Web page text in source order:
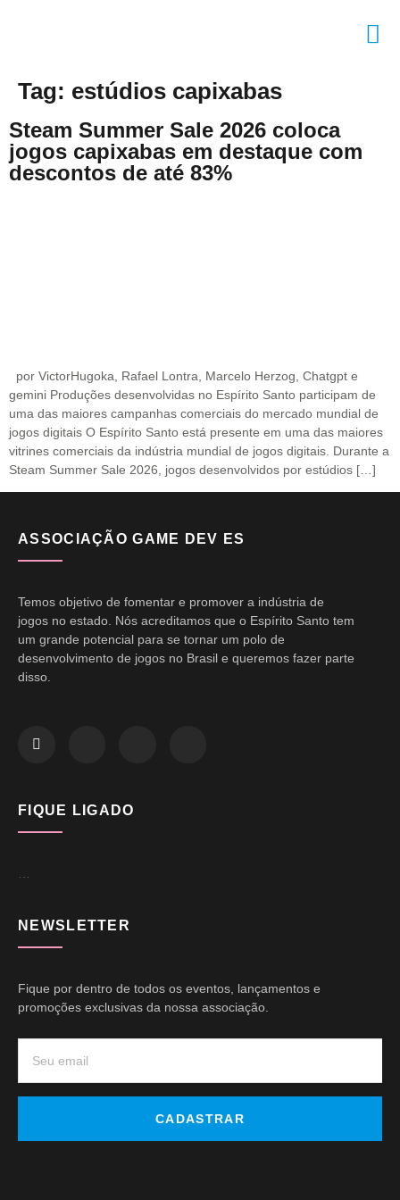
Tag: estúdios capixabas
Steam Summer Sale 2026 coloca
jogos capixabas em destaque com
descontos de até 83%
por VictorHugoka, Rafael Lontra, Marcelo Herzog, Chatgpt e
gemini Produções desenvolvidas no Espírito Santo participam de
uma das maiores campanhas comerciais do mercado mundial de
jogos digitais O Espírito Santo está presente em uma das maiores
vitrines comerciais da indústria mundial de jogos digitais. Durante a
Steam Summer Sale 2026, jogos desenvolvidos por estúdios […]
ASSOCIAÇÃO GAME DEV ES
Temos objetivo de fomentar e promover a indústria de
jogos no estado. Nós acreditamos que o Espírito Santo tem
um grande potencial para se tornar um polo de
desenvolvimento de jogos no Brasil e queremos fazer parte
disso.
FIQUE LIGADO
NEWSLETTER
Fique por dentro de todos os eventos, lançamentos e
promoções exclusivas da nossa associação.
CADASTRAR